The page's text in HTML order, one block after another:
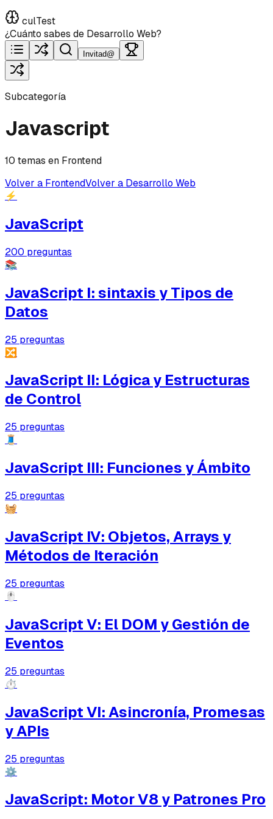
culTest
¿Cuánto sabes de Desarrollo Web?
Invitad@
Subcategoría
Javascript
10 temas en Frontend
Volver a FrontendVolver a Desarrollo Web
⚡
JavaScript
200 preguntas
📚
JavaScript I: sintaxis y Tipos de
Datos
25 preguntas
🔀
JavaScript II: Lógica y Estructuras
de Control
25 preguntas
🧵
JavaScript III: Funciones y Ámbito
25 preguntas
🧺
JavaScript IV: Objetos, Arrays y
Métodos de Iteración
25 preguntas
🖱️
JavaScript V: El DOM y Gestión de
Eventos
25 preguntas
⏱️
JavaScript VI: Asincronía, Promesas
y APIs
25 preguntas
⚙️
JavaScript: Motor V8 y Patrones Pro